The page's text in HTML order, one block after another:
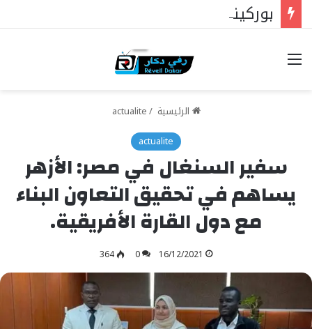
خيارات
الرئيسية /
actualite
actualite
سفير السنغال في مصر: الأزهر
يساهم في تحقيق التعاون البناء
مع دول القارة الأفريقية.
16/12/2021
0
364